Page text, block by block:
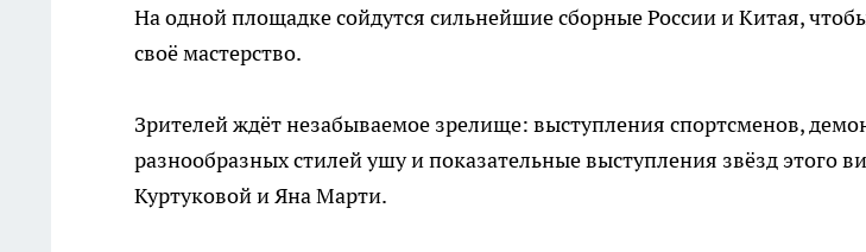
На одной площадке сойдутся сильнейшие сборные России и Китая,
своё мастерство.
Зрителей ждёт незабываемое зрелище: выступления спортсменов,
разнообразных стилей ушу и показательные выступления звёзд этого
Куртуковой и Яна Марти.